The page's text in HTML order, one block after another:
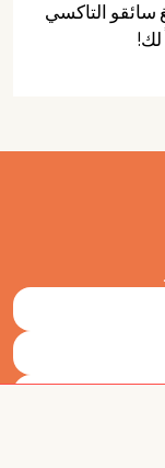
سائقو التاكسي
لك!